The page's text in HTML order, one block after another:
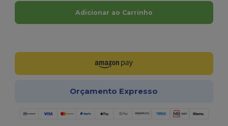
Adicionar ao Carrinho
Orçamento Expresso